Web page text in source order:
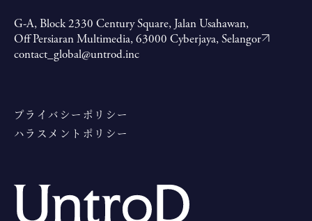
G-A, Block 2330 Century Square, Jalan Usahawan,
Off Persiaran Multimedia, 63000 Cyberjaya, Selangor
contact_global@untrod.inc
プライバシーポリシー
ハラスメントポリシー